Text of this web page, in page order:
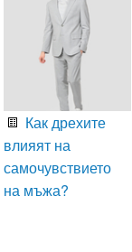
Как дрехите
влияят на
самочувствието
на мъжа?